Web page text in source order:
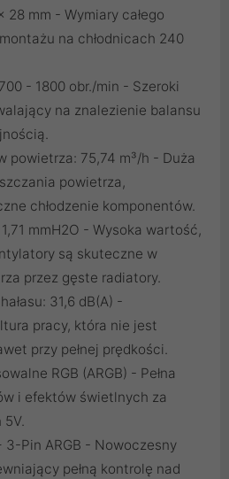
mm - Wymiary całego
na chłodnicach 240
- 1800 obr./min - Szeroki
na znalezienie balansu
powietrza: 75,74 m³/h - Duża
powietrza,
chłodzenie komponentów.
mmH2O - Wysoka wartość,
są skuteczne w
przez gęste radiatory.
31,6 dB(A) -
pracy, która nie jest
przy pełnej prędkości.
RGB (ARGB) - Pełna
i efektów świetlnych za
5V.
3-Pin ARGB - Nowoczesny
pełną kontrolę nad